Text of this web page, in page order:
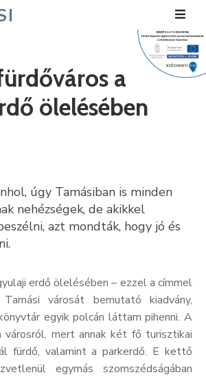
a
ölelésében
úgy Tamásiban is minden
nehézségek, de akikkel
azt mondták, hogy jó és
erdő ölelésében – ezzel a címmel
városát bemutató kiadvány,
egyik polcán láttam pihenni. A
mert annak két fő turisztikai
fürdő, valamint a parkerdő. E kettő
egymás szomszédságában